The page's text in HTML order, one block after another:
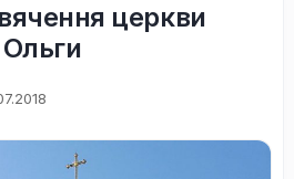
церкви